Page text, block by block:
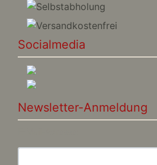
Socialmedia
Newsletter-Anmeldung